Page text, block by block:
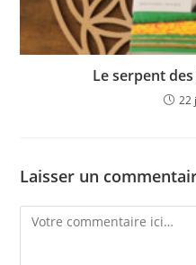
Le serpent des
22
Laisser un